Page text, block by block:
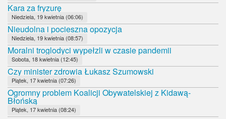
Kara za fryzurę
Niedziela, 19 kwietnia (06:06)
Nieudolna i pocieszna opozycja
Niedziela, 19 kwietnia (08:57)
Moralni troglodyci wypełzli w czasie pandemii
Sobota, 18 kwietnia (12:45)
Czy minister zdrowia Łukasz Szumowski
Piątek, 17 kwietnia (07:26)
Ogromny problem Koalicji Obywatelskiej z Kidawą-
Błońską
Piątek, 17 kwietnia (08:24)